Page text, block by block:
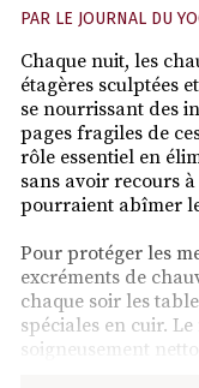
PAR LE JOURNAL DU
Chaque nuit, les
étagères sculptées
se nourrissant des
pages fragiles de
rôle essentiel en
sans avoir recours
pourraient abîmer
Pour protéger les
excréments de
chaque soir les
spéciales en cuir.
soigneusement